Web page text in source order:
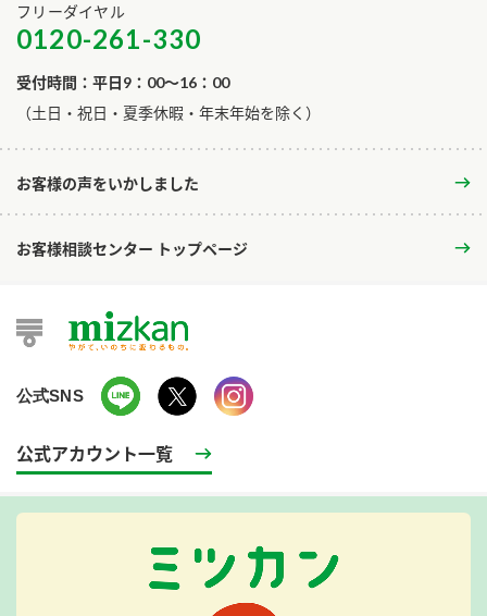
フリーダイヤル
0120-261-330
受付時間：平日9：00～16：00
​（土日・祝日・夏季休暇・年末年始を除く）
お客様の声をいかしました
お客様相談センター トップページ
公式SNS
公式アカウント一覧